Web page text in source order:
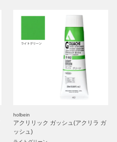
holbein
アクリリック ガッシュ(アクリラ ガ
ッシュ)